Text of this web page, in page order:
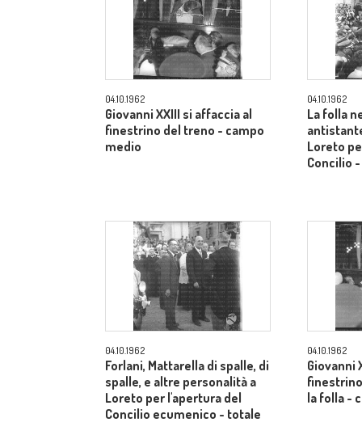
04.10.1962
Giovanni XXIII si affaccia al
finestrino del treno - campo
medio
04.10.1962
La folla
Loreto
Concilio
04.10.1962
Forlani, Mattarella di spalle, di
spalle, e altre personalità a
Loreto per l'apertura del
Concilio ecumenico - totale
04.10.1962
Giovanni
la folla -